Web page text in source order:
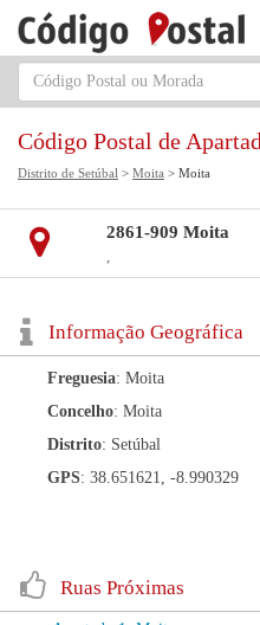
Código Postal de
Distrito de Setúbal > Moita > Moita
2861-909 Moita
,
Informação Geográfica
Freguesia: Moita
Concelho: Moita
Distrito: Setúbal
GPS: 38.651621, -8.990329
Ruas Próximas